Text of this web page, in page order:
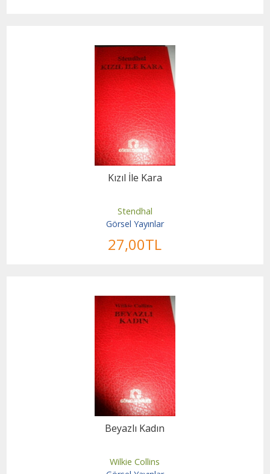
Kızıl İle Kara
Stendhal
Görsel Yayınlar
27,00TL
Beyazlı Kadın
Wilkie Collins